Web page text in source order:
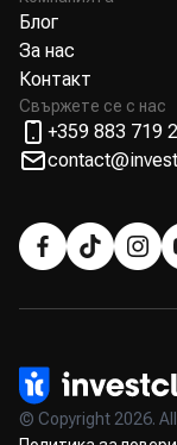
Блог
За нас
Контакт
Свържете се с нас
+359 883 719
© Copyright 2026.